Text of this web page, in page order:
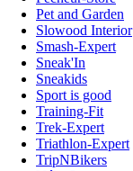
Pet and Garden
Slowood Interior
Smash-Expert
Sneak'In
Sneakids
Sport is good
Training-Fit
Trek-Expert
Triathlon-Expert
TripNBikers